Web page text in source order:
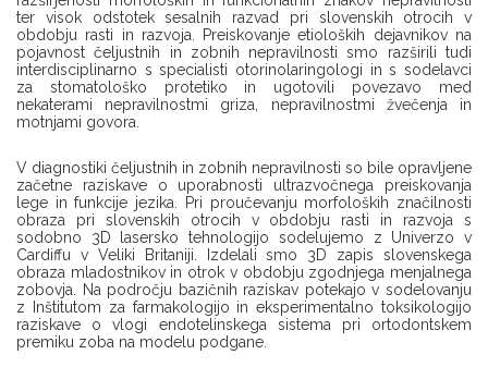
ter visok odstotek sesalnih razvad pri slovenskih otrocih v
obdobju rasti in razvoja. Preiskovanje etioloških dejavnikov na
pojavnost čeljustnih in zobnih nepravilnosti smo razširili tudi
interdisciplinarno s specialisti otorinolaringologi in s sodelavci
za stomatološko protetiko in ugotovili povezavo med
nekaterami nepravilnostmi griza, nepravilnostmi žvečenja in
motnjami govora.
V diagnostiki čeljustnih in zobnih nepravilnosti so bile opravljene
začetne raziskave o uporabnosti ultrazvočnega preiskovanja
lege in funkcije jezika. Pri proučevanju morfoloških značilnosti
obraza pri slovenskih otrocih v obdobju rasti in razvoja s
sodobno 3D lasersko tehnologijo sodelujemo z Univerzo v
Cardiffu v Veliki Britaniji. Izdelali smo 3D zapis slovenskega
obraza mladostnikov in otrok v obdobju zgodnjega menjalnega
zobovja. Na področju bazičnih raziskav potekajo v sodelovanju
z Inštitutom za farmakologijo in eksperimentalno toksikologijo
raziskave o vlogi endotelinskega sistema pri ortodontskem
premiku zoba na modelu podgane.